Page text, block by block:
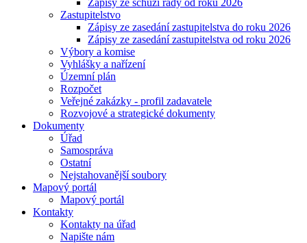
Zápisy ze schůzí rady od roku 2026
Zastupitelstvo
Zápisy ze zasedání zastupitelstva do roku 2026
Zápisy ze zasedání zastupitelstva od roku 2026
Výbory a komise
Vyhlášky a nařízení
Územní plán
Rozpočet
Veřejné zakázky - profil zadavatele
Rozvojové a strategické dokumenty
Dokumenty
Úřad
Samospráva
Ostatní
Nejstahovanější soubory
Mapový portál
Mapový portál
Kontakty
Kontakty na úřad
Napište nám